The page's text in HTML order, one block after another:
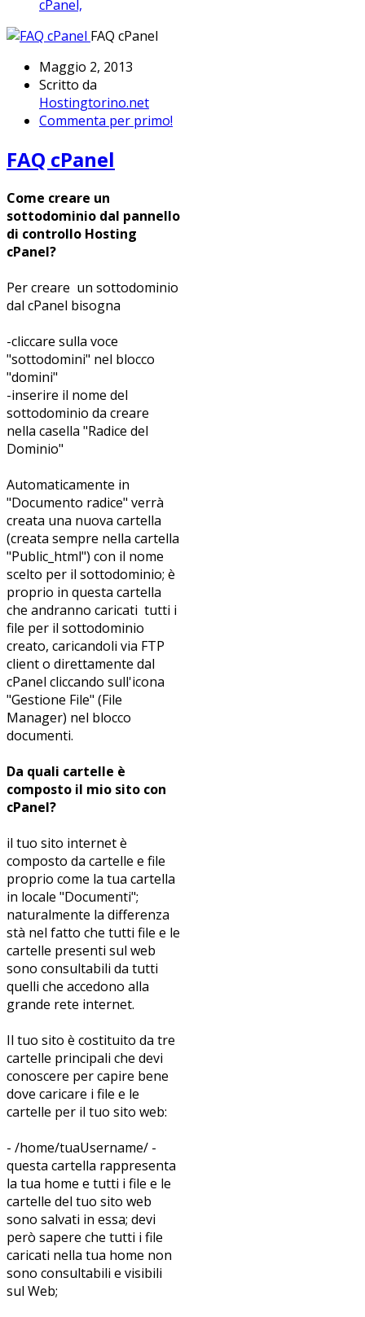
cPanel,
FAQ cPanel
Maggio 2, 2013
Scritto da
Hostingtorino.net
Commenta per primo!
FAQ cPanel
Come creare un
sottodominio dal pannello
di controllo Hosting
cPanel?
Per creare un sottodominio
dal cPanel bisogna
-cliccare sulla voce
"sottodomini" nel blocco
"domini"
-inserire il nome del
sottodominio da creare
nella casella "Radice del
Dominio"
Automaticamente in
"Documento radice" verrà
creata una nuova cartella
(creata sempre nella cartella
"Public_html") con il nome
scelto per il sottodominio; è
proprio in questa cartella
che andranno caricati tutti i
file per il sottodominio
creato, caricandoli via FTP
client o direttamente dal
cPanel cliccando sull'icona
"Gestione File" (File
Manager) nel blocco
documenti.
Da quali cartelle è
composto il mio sito con
cPanel?
il tuo sito internet è
composto da cartelle e file
proprio come la tua cartella
in locale "Documenti";
naturalmente la differenza
stà nel fatto che tutti file e le
cartelle presenti sul web
sono consultabili da tutti
quelli che accedono alla
grande rete internet.
Il tuo sito è costituito da tre
cartelle principali che devi
conoscere per capire bene
dove caricare i file e le
cartelle per il tuo sito web:
- /home/tuaUsername/ -
questa cartella rappresenta
la tua home e tutti i file e le
cartelle del tuo sito web
sono salvati in essa; devi
però sapere che tutti i file
caricati nella tua home non
sono consultabili e visibili
sul Web;